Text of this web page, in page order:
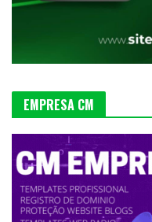
EMPRESA CM